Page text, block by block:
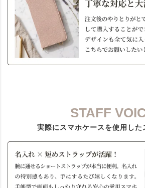
STAFF
実際にスマホケースを使用した